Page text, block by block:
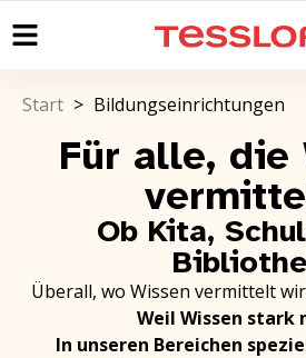
Start > Bildungseinrichtungen
Für alle, die
Ob Kita,
Überall, wo Wissen vermittelt
Weil Wissen stark
In unseren Bereichen